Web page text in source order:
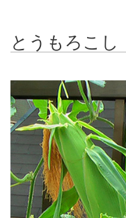
とうもろこし